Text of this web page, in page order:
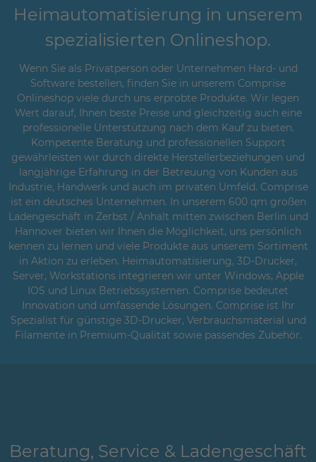
Heimautomatisierung in unserem
spezialisierten Onlineshop.
Wenn Sie als Privatperson oder Unternehmen Hard- und
Software bestellen, finden Sie in unserem Comprise
Onlineshop viele durch uns erprobte Produkte. Wir legen
Wert darauf, Ihnen beste Preise und gleichzeitig auch eine
professionelle Unterstützung nach dem Kauf zu bieten.
Kompetente Beratung und professionellen Support
gewährleisten wir durch direkte Herstellerbeziehungen und
langjährige Erfahrung in der Betreuung von Kunden aus
Industrie, Handwerk und auch im privaten Umfeld. Comprise
ist ein deutsches Unternehmen. In unserem 600 qm großen
Ladengeschäft in Zerbst / Anhalt mitten zwischen Berlin und
Hannover bieten wir Ihnen die Möglichkeit, uns persönlich
kennen zu lernen und viele Produkte aus unserem Sortiment
in Aktion zu erleben. Heimautomatisierung, 3D-Drucker,
Server, Workstations integrieren wir unter Windows, Apple
IOS und Linux Betriebssystemen. Comprise bedeutet
Innovation und umfassende Lösungen. Comprise ist Ihr
Spezialist für günstige 3D-Drucker, Verbrauchsmaterial und
Filamente in Premium-Qualität sowie passendes Zubehör.
Beratung, Service & Ladengeschäft